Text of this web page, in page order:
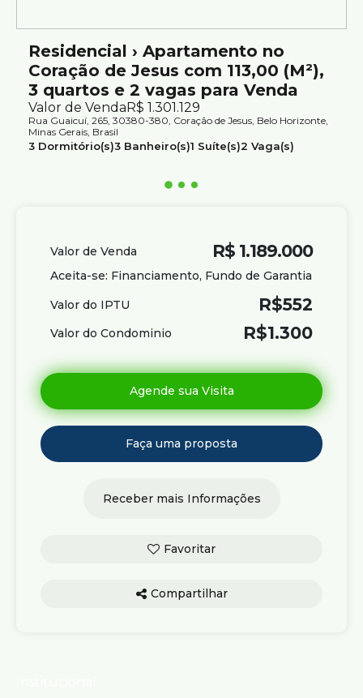
Residencial › Apartamento no
Coração de Jesus com 113,00 (M²),
3 quartos e 2 vagas para Venda
R$ 1.301.129
Valor de Venda
Rua Guaicuí, 265, 30380-380, Coração de Jesus, Belo Horizonte,
Minas Gerais, Brasil
3 Dormitório(s)3 Banheiro(s)1 Suíte(s)2 Vaga(s)
R$ 1.189.000
Valor de Venda
Aceita-se: Financiamento, Fundo de Garantia
Valor do IPTU
R$552
Valor do Condominio R$1.300
Compartilhar